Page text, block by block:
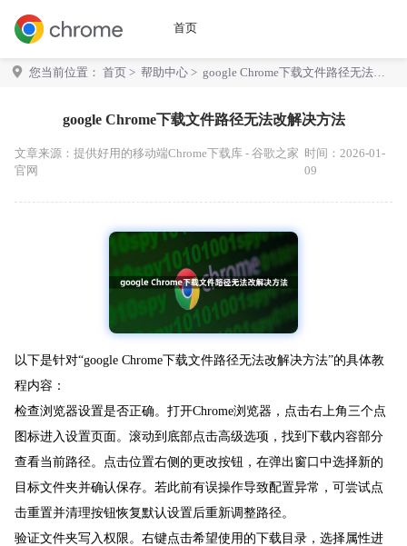
首页
您当前位置： 首页 > 帮助中心 > google Chrome下载文件路径无法改
google Chrome下载文件路径无法改解决方法
文章来源： 提供好用的移动端Chrome下载库 - 谷歌之家
官网
时间：2026-01-
09
以下是针对“google Chrome下载文件路径无法改解决方法”的具体教
程内容：
检查浏览器设置是否正确。打开Chrome浏览器，点击右上角三个点
图标进入设置页面。滚动到底部点击高级选项，找到下载内容部分
查看当前路径。点击位置右侧的更改按钮，在弹出窗口中选择新的
目标文件夹并确认保存。若此前有误操作导致配置异常，可尝试点
击重置并清理按钮恢复默认设置后重新调整路径。
验证文件夹写入权限。右键点击希望使用的下载目录，选择属性进